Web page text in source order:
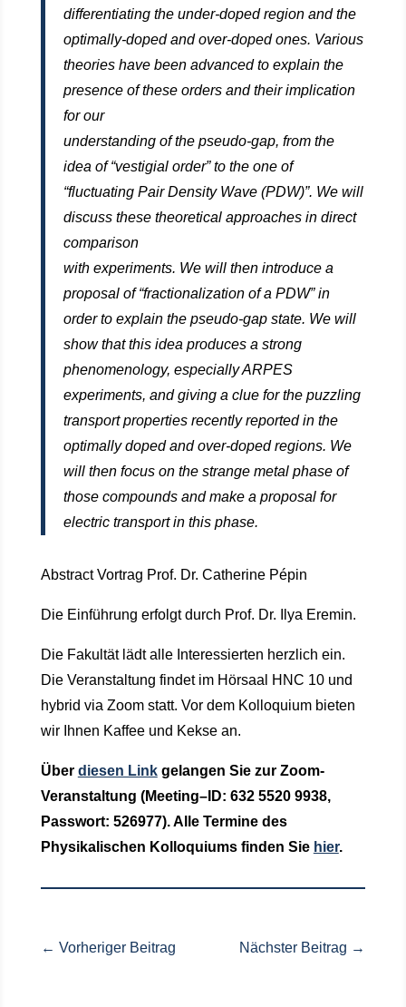
differentiating the under-doped region and the
optimally-doped and over-doped ones. Various
theories have been advanced to explain the
presence of these orders and their implication
for our
understanding of the pseudo-gap, from the
idea of “vestigial order” to the one of
“fluctuating Pair Density Wave (PDW)”. We will
discuss these theoretical approaches in direct
comparison
with experiments. We will then introduce a
proposal of “fractionalization of a PDW” in
order to explain the pseudo-gap state. We will
show that this idea produces a strong
phenomenology, especially ARPES
experiments, and giving a clue for the puzzling
transport properties recently reported in the
optimally doped and over-doped regions. We
will then focus on the strange metal phase of
those compounds and make a proposal for
electric transport in this phase.
Abstract Vortrag Prof. Dr. Catherine Pépin
Die Einführung erfolgt durch Prof. Dr. Ilya Eremin.
Die Fakultät lädt alle Interessierten herzlich ein.
Die Veranstaltung findet im Hörsaal HNC 10 und
hybrid via Zoom statt. Vor dem Kolloquium bieten
wir Ihnen Kaffee und Kekse an.
Über diesen Linkgelangen Sie zur Zoom-
Veranstaltung (Meeting–ID: 632 5520 9938,
Passwort: 526977). Alle Termine des
Physikalischen Kolloquiums finden Sie hier.
← Vorheriger Beitrag Nächster Beitrag →